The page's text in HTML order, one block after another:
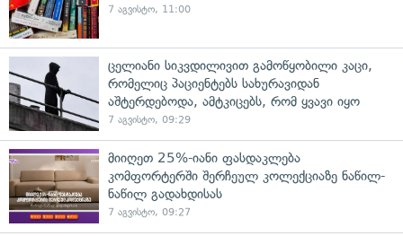
7 აგვისტო, 11:00
ცელიანი სიკვდილივით გამოწყობილი კაცი,
რომელიც პაციენტებს სახურავიდან
აშტერდებოდა, ამტკიცებს, რომ ყვავი იყო
7 აგვისტო, 09:29
მიიღეთ 25%-იანი ფასდაკლება
კომფორტერში შერჩეულ კოლექციაზე ნაწილ-
ნაწილ გადახდისას
7 აგვისტო, 09:27